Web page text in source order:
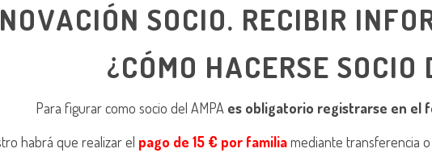
SOCIO. RECIBIR
¿CÓMO HACERSE
Para figurar como socio del AMPA es obligatorio registrarse en el
habrá que realizar el pago de 15 € por familiamediante transferencia